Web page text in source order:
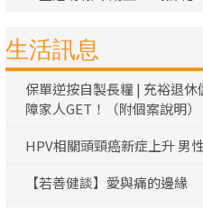
生活訊息
保單逆按自製長糧 | 充裕退休
障家人GET！（附個案說明）
HPV相關頭頸癌新症上升 男
【若善健談】愛與痛的邊緣